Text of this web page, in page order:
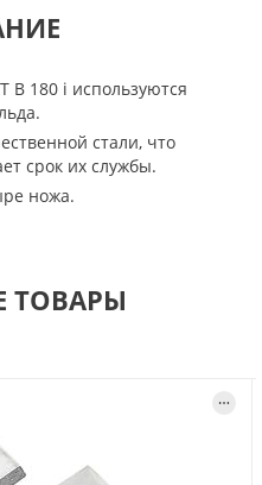
B 180 i используются
стали, что
срок их службы.
ножа.
ТОВАРЫ